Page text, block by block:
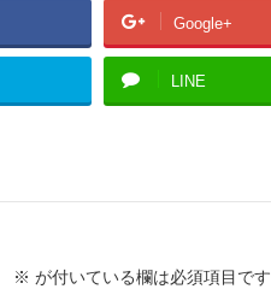
Google+
LINE
※ が付いている欄は必須項目です